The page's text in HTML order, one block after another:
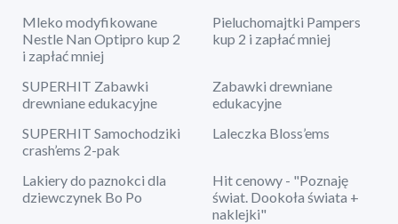
Mleko modyfikowane
Nestle Nan Optipro kup 2
i zapłać mniej
Pieluchomajtki Pampers
kup 2 i zapłać mniej
SUPERHIT Zabawki
drewniane edukacyjne
Zabawki drewniane
edukacyjne
SUPERHIT Samochodziki
crash’ems 2-pak
Laleczka Bloss’ems
Lakiery do paznokci dla
dziewczynek Bo Po
Hit cenowy - "Poznaję
świat. Dookoła świata +
naklejki"